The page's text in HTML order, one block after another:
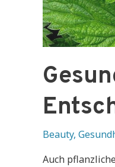
Beauty,
Auch